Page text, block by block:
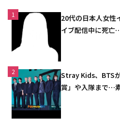
1
20代の日本人女性
イブ配信中に死亡
2
Stray Kids、BTS
賞」や入隊まで…